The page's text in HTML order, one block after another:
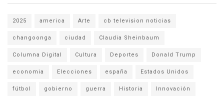
2025 america Arte cb television noticias
changoonga ciudad Claudia Sheinbaum
Columna Digital Cultura Deportes Donald Trump
economia Elecciones españa Estados Unidos
fútbol gobierno guerra Historia Innovación